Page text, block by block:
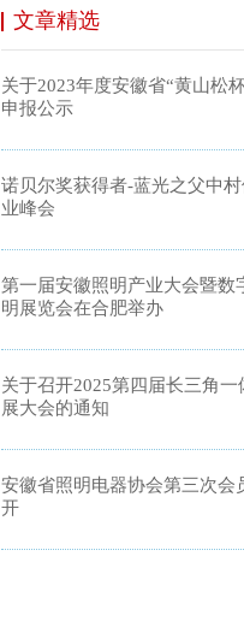
文章精选
关于2023年度安徽省“黄山松
申报公示
诺贝尔奖获得者-蓝光之父中
业峰会
第一届安徽照明产业大会暨
明展览会在合肥举办
关于召开2025第四届长三角
展大会的通知
安徽省照明电器协会第三次会
开